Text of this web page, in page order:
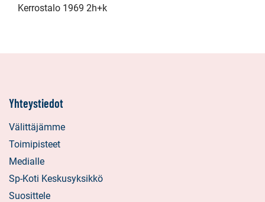
Kerrostalo 1969 2h+k
Yhteystiedot
Välittäjämme
Toimipisteet
Medialle
Sp-Koti Keskusyksikkö
Suosittele